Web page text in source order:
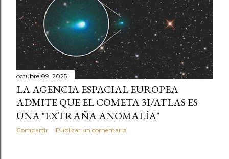
octubre 09, 2025
LA AGENCIA ESPACIAL EUROPEA
ADMITE QUE EL COMETA 3I/ATLAS ES
UNA "EXTRAÑA ANOMALÍA"
Compartir Publicar un comentario